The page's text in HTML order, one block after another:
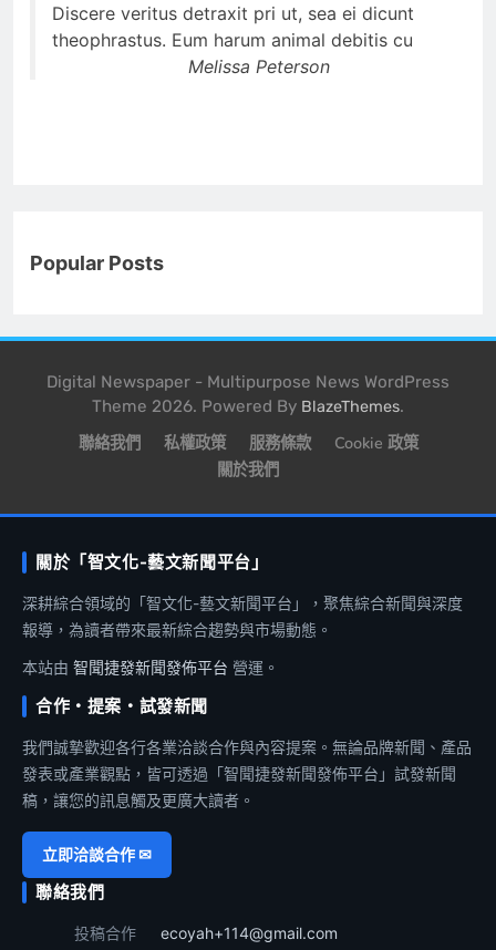
Discere veritus detraxit pri ut, sea ei dicunt
theophrastus. Eum harum animal debitis cu
Melissa Peterson
Popular Posts
Digital Newspaper - Multipurpose News WordPress
Theme 2026. Powered By BlazeThemes.
聯絡我們 私權政策 服務條款
Cookie 政策
關於我們
關於「智文化-藝文新聞平台」
深耕綜合領域的「智文化-藝文新聞平台」，聚焦綜合新聞與深度
報導，為讀者帶來最新綜合趨勢與市場動態。
本站由 智聞捷發新聞發佈平台 營運。
合作・提案・試發新聞
我們誠摯歡迎各行各業洽談合作與內容提案。無論品牌新聞、產品
發表或產業觀點，皆可透過「智聞捷發新聞發佈平台」試發新聞
稿，讓您的訊息觸及更廣大讀者。
立即洽談合作 ✉
聯絡我們
投稿合作
ecoyah+114@gmail.com